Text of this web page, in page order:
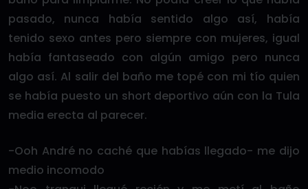
pasado, nunca había sentido algo así, había
tenido sexo antes pero siempre con mujeres, igual
había fantaseado con algún amigo pero nunca
algo así. Al salir del baño me topé con mi tío quien
se había puesto un short deportivo aún con la Tula
media erecta al parecer.
-Ooh André no caché que habías llegado- me dijo
medio incomodo